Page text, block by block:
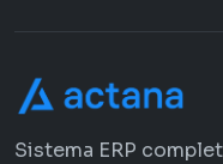
Sistema ERP